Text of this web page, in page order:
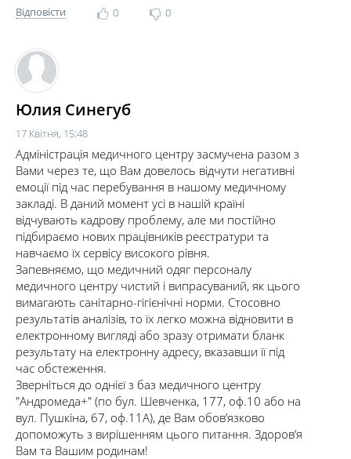
Відповісти 0 0
Юлия Синегуб
17 Квітня, 15:48
Адміністрація медичного центру засмучена разом з
Вами через те, що Вам довелось відчути негативні
емоції під час перебування в нашому медичному
закладі. В даний момент усі в нашій країні
відчувають кадрову проблему, але ми постійно
підбираємо нових працівників реєстратури та
навчаємо їх сервісу високого рівня.
Запевняємо, що медичний одяг персоналу
медичного центру чистий і випрасуваний, як цього
вимагають санітарно-гігієнічні норми. Стосовно
результатів аналізів, то їх легко можна відновити в
електронному вигляді або зразу отримати бланк
результату на електронну адресу, вказавши її під
час обстеження.
Зверніться до однієї з баз медичного центру
"Андромеда+" (по бул. Шевченка, 177, оф.10 або на
вул. Пушкіна, 67, оф.11А), де Вам обов’язково
допоможуть з вирішенням цього питання. Здоров’я
Вам та Вашим родинам!